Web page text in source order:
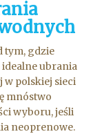
tym, gdzie
idealne ubrania
w polskiej sieci
mnóstwo
wyboru, jeśli
neoprenowe.